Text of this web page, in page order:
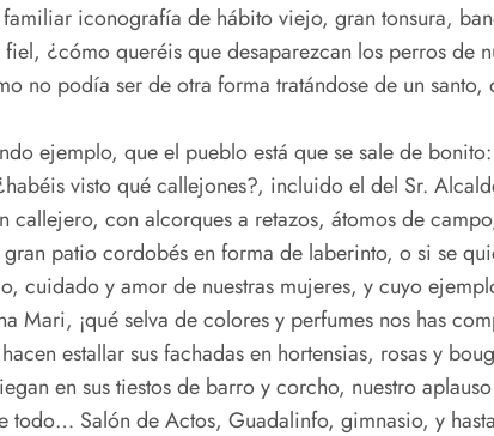
iconografía de hábito viejo, gran tonsura,
¿cómo queréis que desaparezcan los perros de
no podía ser de otra forma tratándose de un
ejemplo, que el pueblo está que se sale de
visto qué callejones?, incluido el del Sr.
callejero, con alcorques a retazos, átomos de
patio cordobés en forma de laberinto, o si se
cuidado y amor de nuestras mujeres, y cuyo
Mari, ¡qué selva de colores y perfumes nos has
estallar sus fachadas en hortensias, rosas y
en sus tiestos de barro y corcho, nuestro
todo… Salón de Actos, Guadalinfo, gimnasio, y